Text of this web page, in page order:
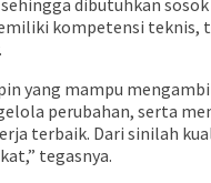
dibutuhkan
kompetensi teknis,
yang mampu
perubahan, serta
terbaik. Dari sinilah
tegasnya.